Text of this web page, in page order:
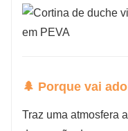
🌲 Porque vai
Traz uma atmosfera